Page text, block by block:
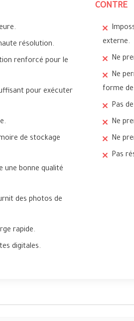
résolution.
renforcé pour le
pour exécuter
de stockage
une bonne qualité
des photos de
rapide.
digitales.
CONTRE
externe.
Ne
Ne
forme
Pas
Ne
Ne
Pas